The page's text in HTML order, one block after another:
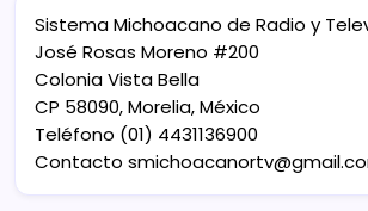
Sistema Michoacano de Radio y
José Rosas Moreno #200
Colonia Vista Bella
CP 58090, Morelia, México
Teléfono (01) 4431136900
Contacto